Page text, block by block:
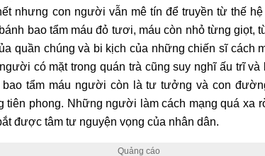
nhưng con người vẫn mê tín để truyền từ thế
bao tẩm máu đỏ tươi, máu còn nhỏ từng giọt,
quần chúng và bi kịch của những chiến sĩ cách
có mặt trong quán trà cũng suy nghĩ ấu trĩ
bao tẩm máu người còn là tư tưởng và con
tiên phong. Những người làm cách mạng quá xa
được tâm tư nguyện vọng của nhân dân.